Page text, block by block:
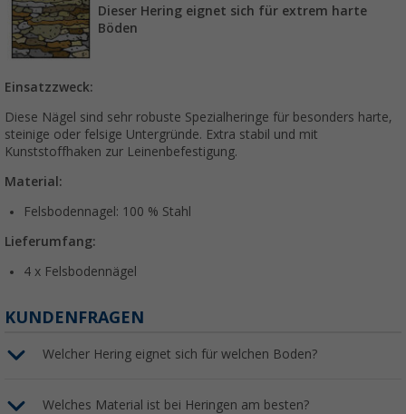
Dieser Hering eignet sich für extrem harte
Böden
Einsatzzweck:
Diese Nägel sind sehr robuste Spezialheringe für besonders harte,
steinige oder felsige Untergründe. Extra stabil und mit
Kunststoffhaken zur Leinenbefestigung.
Material:
Felsbodennagel: 100 % Stahl
Lieferumfang:
4 x Felsbodennägel
KUNDENFRAGEN
Welcher Hering eignet sich für welchen Boden?
Welches Material ist bei Heringen am besten?